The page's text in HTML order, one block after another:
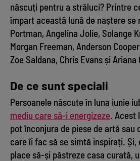
născuți pentru a străluci? Printre
împart această lună de naștere se
Portman, Angelina Jolie, Solange
Morgan Freeman, Anderson
Zoe Saldana, Chris Evans și Ariana
De ce sunt speciali
Persoanele născute în luna iunie
mediu care să-i energizeze. Acest
pot înconjura de piese de artă sau
care îi fac să se simtă inspirați. Și,
place să-și păstreze casa curată,